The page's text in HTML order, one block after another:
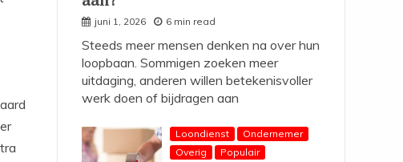
juni 1, 2026 6 min read
Steeds meer mensen denken na over hun
loopbaan. Sommigen zoeken meer
uitdaging, anderen willen betekenisvoller
werk doen of bijdragen aan
Loondienst
Ondernemer
Overig
Populair